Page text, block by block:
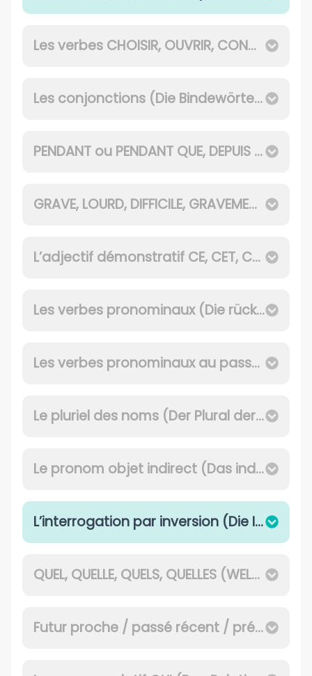
Les verbes CHOISIR, OUVRIR, CONNAÎTRE, PLAIRE
Les conjonctions (Die Bindewörter)
PENDANT ou PENDANT QUE, DEPUIS ou DEPUIS QUE
GRAVE, LOURD, DIFFICILE, GRAVEMENT, GRIÈVEMENT
L’adjectif démonstratif CE, CET, CETTE, CES (DIESER, DIESE, DIESES)
Les verbes pronominaux (Die rückbezüglichen Verben)
Les verbes pronominaux au passé composé
Le pluriel des noms (Der Plural der Hauptwörter)
Le pronom objet indirect (Das indirekte Objektspronomen)
L’interrogation par inversion (Die Inversionsfrage)
QUEL, QUELLE, QUELS, QUELLES (WELCHER, WELCHE, WELCHES)
Futur proche / passé récent / présent duratif